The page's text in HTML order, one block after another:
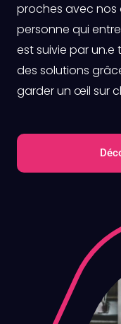
proches avec nos
personne qui
est suivie par
des solutions
garder un œil sur